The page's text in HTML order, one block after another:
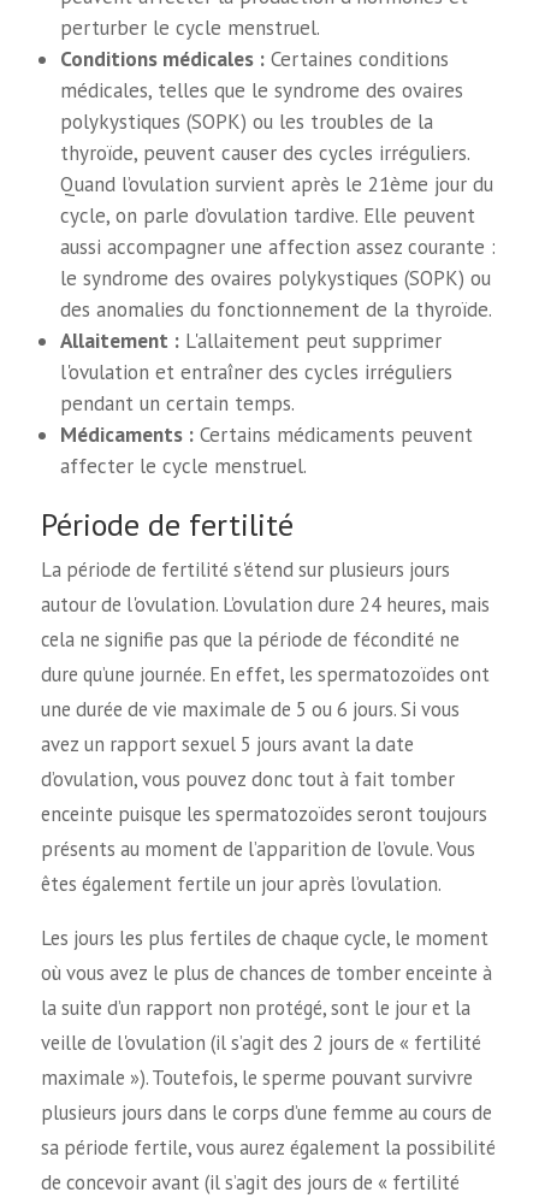
perturber le cycle menstruel.
Conditions médicales : Certaines conditions
médicales, telles que le syndrome des ovaires
polykystiques (SOPK) ou les troubles de la
thyroïde, peuvent causer des cycles irréguliers.
Quand l’ovulation survient après le 21ème jour du
cycle, on parle d’ovulation tardive. Elle peuvent
aussi accompagner une affection assez courante :
le syndrome des ovaires polykystiques (SOPK) ou
des anomalies du fonctionnement de la thyroïde.
Allaitement : L'allaitement peut supprimer
l'ovulation et entraîner des cycles irréguliers
pendant un certain temps.
Médicaments : Certains médicaments peuvent
affecter le cycle menstruel.
Période de fertilité
La période de fertilité s'étend sur plusieurs jours
autour de l'ovulation. L’ovulation dure 24 heures, mais
cela ne signifie pas que la période de fécondité ne
dure qu’une journée. En effet, les spermatozoïdes ont
une durée de vie maximale de 5 ou 6 jours. Si vous
avez un rapport sexuel 5 jours avant la date
d’ovulation, vous pouvez donc tout à fait tomber
enceinte puisque les spermatozoïdes seront toujours
présents au moment de l’apparition de l’ovule. Vous
êtes également fertile un jour après l’ovulation.
Les jours les plus fertiles de chaque cycle, le moment
où vous avez le plus de chances de tomber enceinte à
la suite d’un rapport non protégé, sont le jour et la
veille de l'ovulation (il s’agit des 2 jours de « fertilité
maximale »). Toutefois, le sperme pouvant survivre
plusieurs jours dans le corps d’une femme au cours de
sa période fertile, vous aurez également la possibilité
de concevoir avant (il s’agit des jours de « fertilité